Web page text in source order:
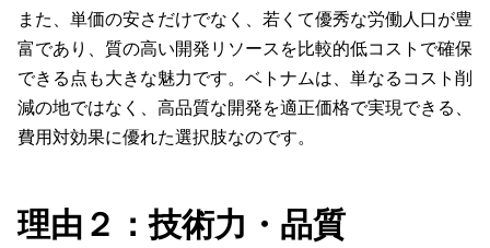
また、単価の安さだけでなく、若くて優秀な労働人口が豊
富であり、質の高い開発リソースを比較的低コストで確保
できる点も大きな魅力です。ベトナムは、単なるコスト削
減の地ではなく、高品質な開発を適正価格で実現できる、
費用対効果に優れた選択肢なのです。
理由２：技術力・品質